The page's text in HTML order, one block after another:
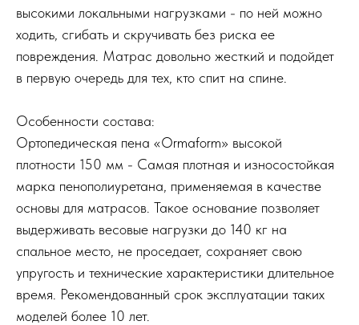
высокими локальными нагрузками - по ней можно
ходить, сгибать и скручивать без риска ее
повреждения. Матрас довольно жесткий и подойдет
в первую очередь для тех, кто спит на спине.
Особенности состава:
Ортопедическая пена «Ormaform» высокой
плотности 150 мм - Cамая плотная и износостойкая
марка пенополиуретана, применяемая в качестве
основы для матрасов. Такое основание позволяет
выдерживать весовые нагрузки до 140 кг на
спальное место, не проседает, сохраняет свою
упругость и технические характеристики длительное
время. Рекомендованный срок эксплуатации таких
моделей более 10 лет.